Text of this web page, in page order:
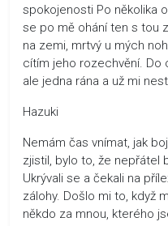
spokojenosti Po několika
se po mě ohání ten s tou
na zemi, mrtvý u mých
cítím jeho rozechvění. Do
ale jedna rána a už mi
Hazuki
Nemám čas vnímat, jak
zjistil, bylo to, že nepřátel
Ukrývali se a čekali na
zálohy. Došlo mi to, když
někdo za mnou, kterého